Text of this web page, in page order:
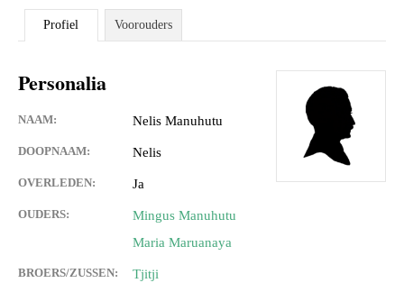
Profiel Voorouders
Personalia
NAAM: Nelis Manuhutu
DOOPNAAM: Nelis
OVERLEDEN: Ja
OUDERS:
Mingus Manuhutu
Maria Maruanaya
BROERS/ZUSSEN:
Tjitji